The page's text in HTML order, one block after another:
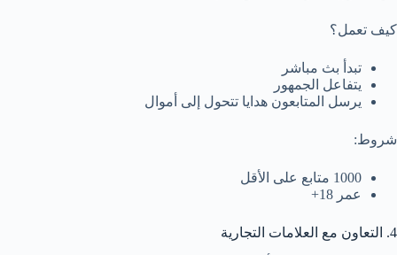
كيف تعمل؟
تبدأ بث مباشر
يتفاعل الجمهور
يرسل المتابعون هدايا تتحول إلى أموال
شروط:
1000 متابع على الأقل
عمر 18+
4. التعاون مع العلامات التجارية